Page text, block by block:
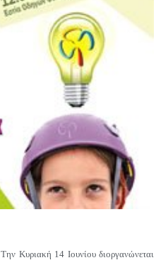
Την Κυριακή 14 Ιουνίου διοργανώνεται